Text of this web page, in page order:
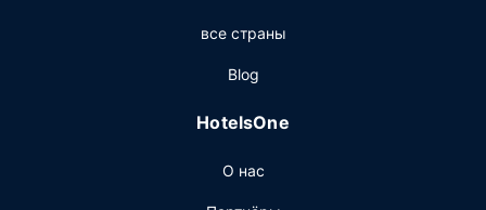
все страны
Blog
HotelsOne
О нас